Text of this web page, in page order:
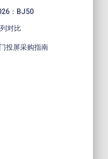
：BJ50
对比
投屏采购指南